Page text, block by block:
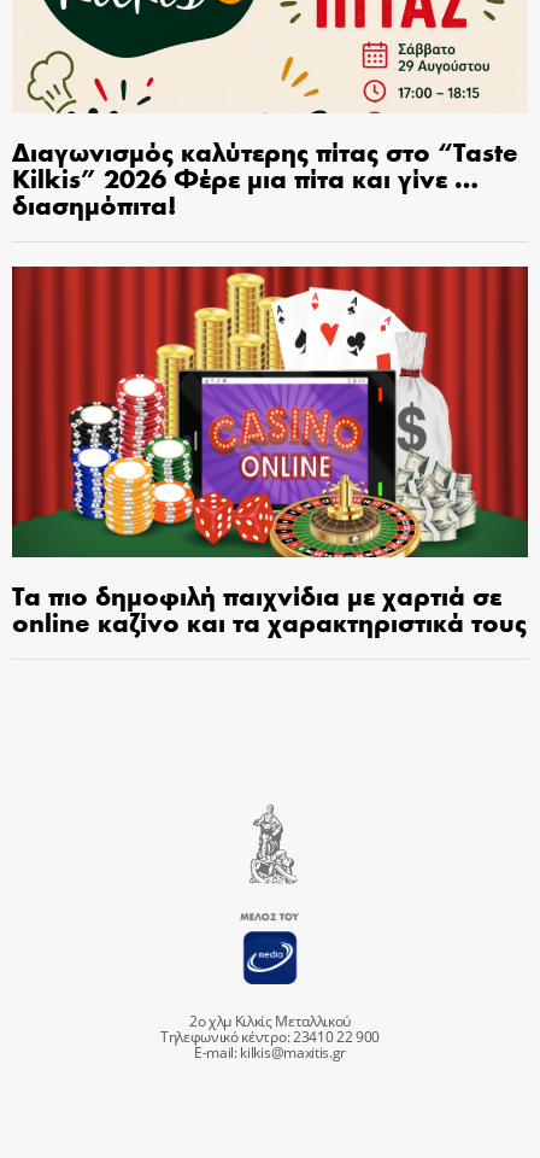
Διαγωνισμός καλύτερης πίτας στο “Taste
Kilkis” 2026 Φέρε μια πίτα και γίνε …
διασημόπιτα!
Τα πιο δημοφιλή παιχνίδια με χαρτιά σε
online καζίνο και τα χαρακτηριστικά τους
2ο χλμ Κιλκίς Μεταλλικού
Τηλεφωνικό κέντρο: 23410 22 900
E-mail:kilkis@maxitis.gr